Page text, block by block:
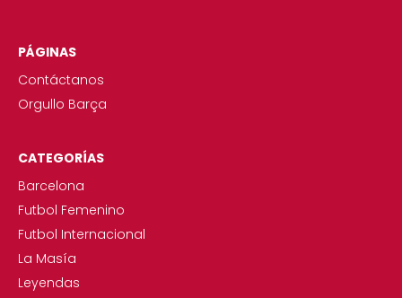
PÁGINAS
Contáctanos
Orgullo Barça
CATEGORÍAS
Barcelona
Futbol Femenino
Futbol Internacional
La Masía
Leyendas